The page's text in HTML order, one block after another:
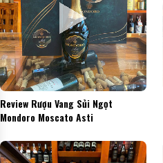
Review Rượu Vang Sủi Ngọt
Mondoro Moscato Asti